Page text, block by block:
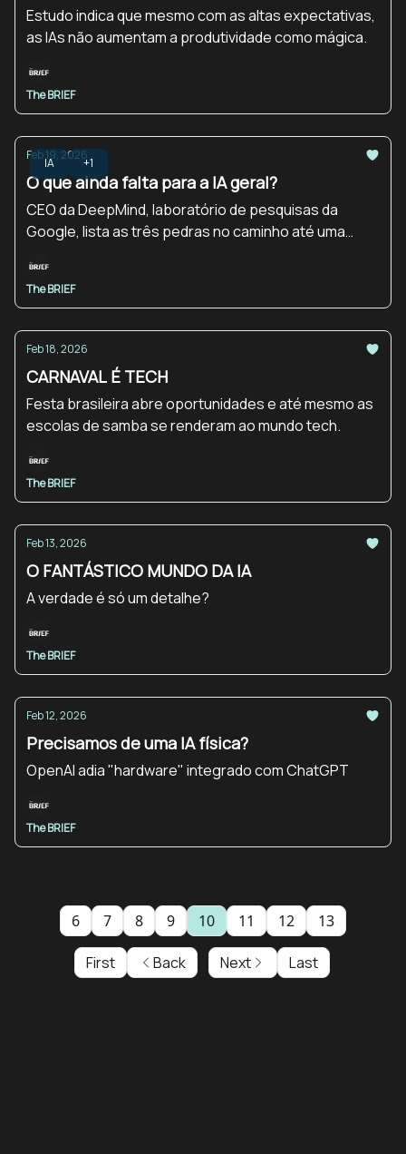
Estudo indica que mesmo com as altas expectativas,
as IAs não aumentam a produtividade como mágica.
The BRIEF
IA +1
Feb 19, 2026
O que ainda falta para a IA geral?
CEO da DeepMind, laboratório de pesquisas da
Google, lista as três pedras no caminho até uma
The BRIEF
Feb 18, 2026
CARNAVAL É TECH
Festa brasileira abre oportunidades e até mesmo as
escolas de samba se renderam ao mundo tech.
The BRIEF
Feb 13, 2026
O FANTÁSTICO MUNDO DA IA
A verdade é só um detalhe?
The BRIEF
Feb 12, 2026
Precisamos de uma IA física?
OpenAI adia "hardware" integrado com ChatGPT
The BRIEF
First Back
6 7 8 9 10 11 12 13
Next Last